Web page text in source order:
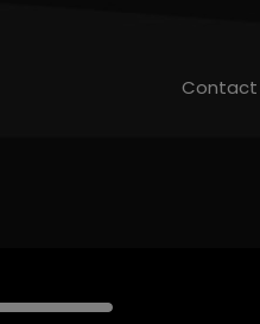
Contact